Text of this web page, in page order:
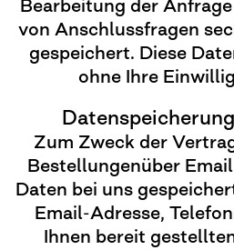
Bearbeitung der
von Anschlussfragen
gespeichert. Diese
ohne Ihre
Zum Zweck der
Bestellungenüber
Daten bei uns
Email-Adresse,
Ihnen bereit